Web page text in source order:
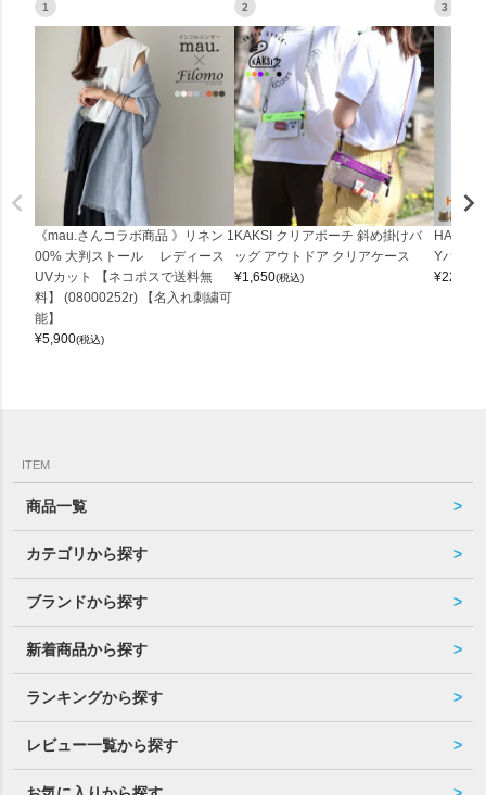
1
《mau.さんコラボ商品 》リネン 1
00% 大判ストール レディース
UVカット 【ネコポスで送料無
料】 (08000252r) 【名入れ刺繍可
能】
¥5,900(税込)
2
KAKSI クリアポーチ 斜め掛けバ
ッグ アウトドア クリアケース
¥1,650(税込)
3
Yバッグ
¥22,000
ITEM
商品一覧
カテゴリから探す
ブランドから探す
新着商品から探す
ランキングから探す
レビュー一覧から探す